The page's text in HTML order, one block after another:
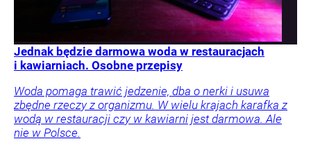
Jednak będzie darmowa woda w restauracjach
i kawiarniach. Osobne przepisy
Woda pomaga trawić jedzenie, dba o nerki i usuwa
zbędne rzeczy z organizmu. W wielu krajach karafka z
wodą w restauracji czy w kawiarni jest darmowa. Ale
nie w Polsce.